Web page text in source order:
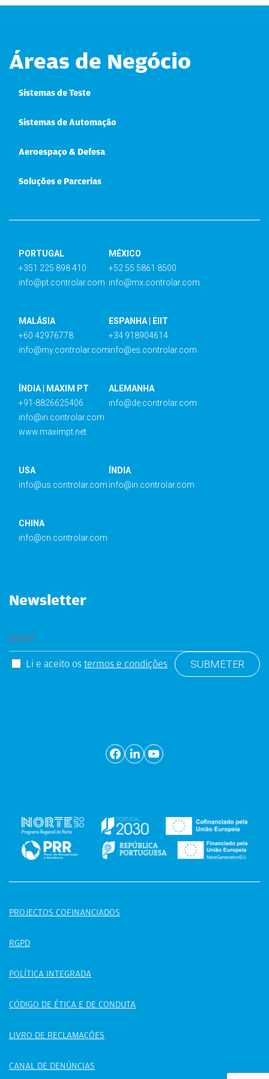
Áreas de Negócio
Sistemas de Teste
Sistemas de Automação
Aeroespaço & Defesa
Soluções e Parcerias
PORTUGAL
+351 225 898 410
info@pt.controlar.com
MÉXICO
+52 55 5861 8500
info@mx.controlar.com
MALÁSIA
+60 42976778
info@my.controlar.com
ESPANHA | EIIT
+34 918904614
info@es.controlar.com
ÍNDIA | MAXIM PT
+91-8826625406
info@in.controlar.com
www.maximpt.net
ALEMANHA
info@de.controlar.com
USA
info@us.controlar.com
ÍNDIA
info@in.controlar.com
CHINA
info@cn.controlar.com
Newsletter
Li e aceito os termos e condições
PROJECTOS COFINANCIADOS
RGPD
POLÍTICA INTEGRADA
CÓDIGO DE ÉTICA E DE CONDUTA
LIVRO DE RECLAMAÇÕES
CANAL DE DENÚNCIAS